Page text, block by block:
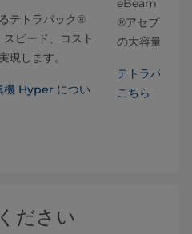
テトラパック®
ピード、コスト
現します。
機 Hyper につい
eBeam 殺菌
®アセプティ
の大容量充填
テトラパック
こちら
ださい